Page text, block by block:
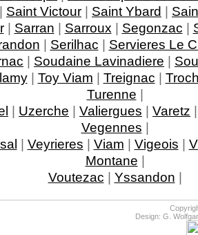
| Saint Victour | Saint Ybard |
| Sarran | Sarroux | Segonzac |
| Serilhac | Servieres Le
| Soudaine Lavinadiere |
| Toy Viam | Treignac |
Turenne |
| Uzerche | Valiergues | Varetz
Vegennes |
| Veyrieres | Viam | Vigeois |
Montane |
Voutezac | Yssandon |
Design: G.